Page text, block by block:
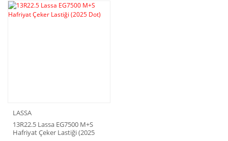
LASSA
13R22.5 Lassa EG7500 M+S
Hafriyat Çeker Lastiği (2025